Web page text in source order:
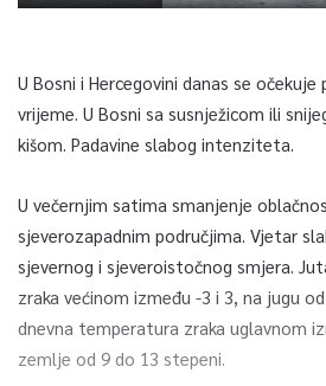
U Bosni i Hercegovini danas se
vrijeme. U Bosni sa susnježicom ili
kišom. Padavine slabog intenziteta.
U večernjim satima smanjenje
sjeverozapadnim područjima. Vjetar
sjevernog i sjeveroistočnog smjera.
zraka većinom između -3 i 3, na jugu
dnevna temperatura zraka uglavnom
zemlje od 9 do 13 stepeni.